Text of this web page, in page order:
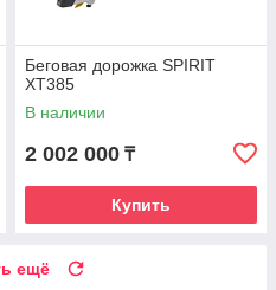
Беговая дорожка SPIRIT
XT385
В наличии
2 002 000 ₸
Купить
ещё